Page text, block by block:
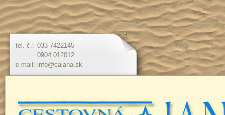
tel. č.: 033-7422145
0904 012012
e-mail: info@cajana.sk